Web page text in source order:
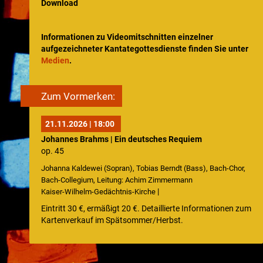
Download
Informationen zu Videomitschnitten einzelner
aufgezeichneter Kantategottesdienste finden Sie unter
Medien.
Zum Vormerken:
21.11.2026 | 18:00
Johannes Brahms | Ein deutsches Requiem
op. 45
Johanna Kaldewei (Sopran), Tobias Berndt (Bass), Bach-Chor,
Bach-Collegium, Leitung: Achim Zimmermann
Kaiser-Wilhelm-Gedächtnis-Kirche |
Eintritt 30 €, ermäßigt 20 €. Detaillierte Informationen zum
Kartenverkauf im Spätsommer/Herbst.